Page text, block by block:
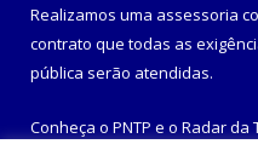
Realizamos uma assessoria
contrato que todas as
pública serão atendidas.
Conheça o PNTP e o Radar da